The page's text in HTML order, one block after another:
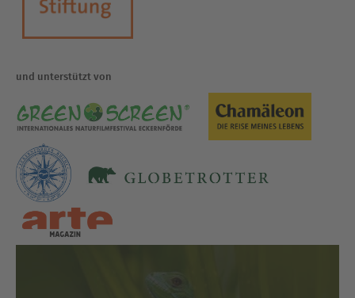
und unterstützt von